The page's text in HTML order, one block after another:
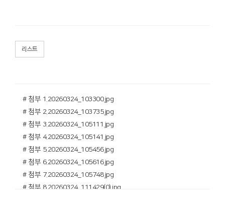
리스트
# 첨부 1.20260324_103300.jpg
# 첨부 2.20260324_103735.jpg
# 첨부 3.20260324_105111.jpg
# 첨부 4.20260324_105141.jpg
# 첨부 5.20260324_105456.jpg
# 첨부 6.20260324_105616.jpg
# 첨부 7.20260324_105748.jpg
# 첨부 8.20260324_111429(0).jpg